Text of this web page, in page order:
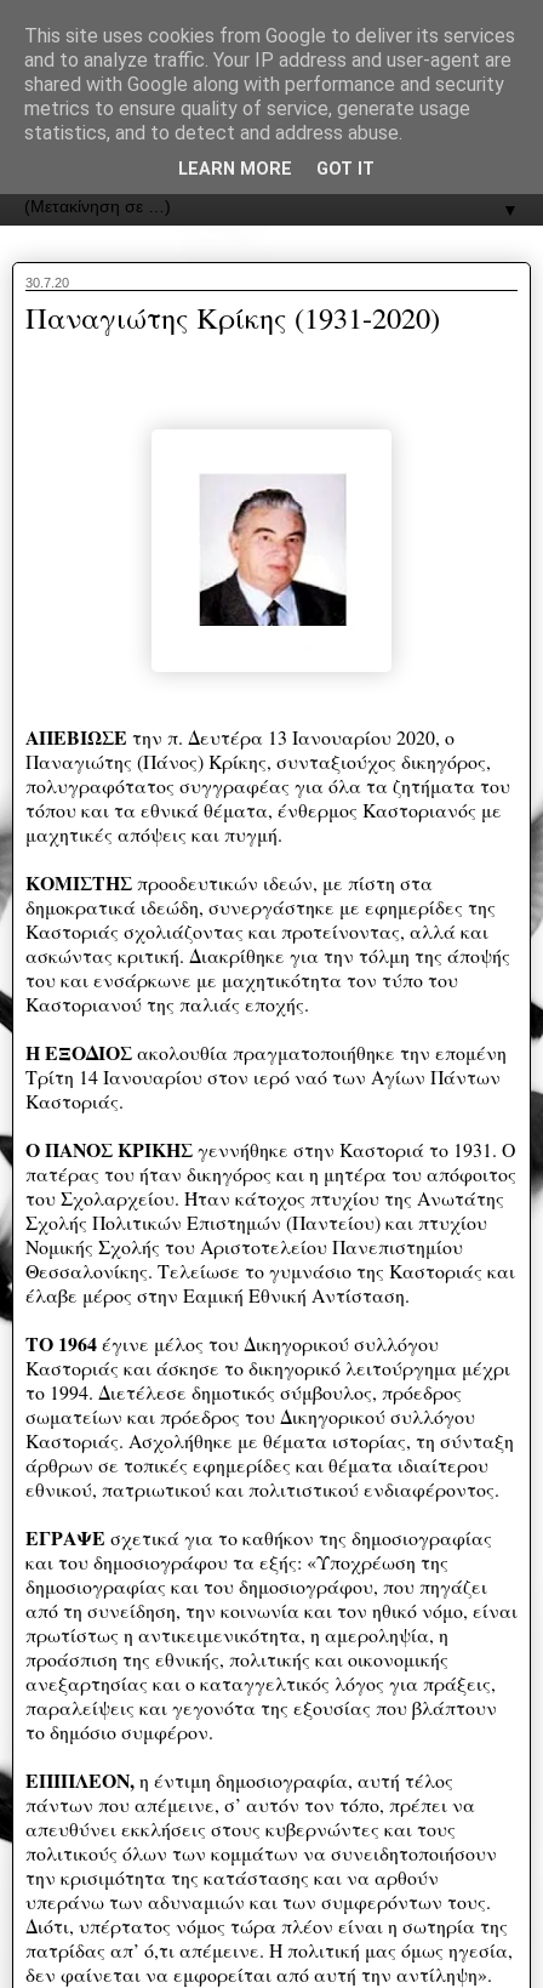
ΟΔΟΣ
▼
30.7.20
Παναγιώτης Κρίκης (1931-2020)
ΑΠΕΒΙΩΣΕ την π. Δευτέρα 13 Ιανουαρίου 2020, ο
Παναγιώτης (Πάνος) Κρίκης, συνταξιούχος δικηγόρος,
πολυγραφότατος συγγραφέας για όλα τα ζητήματα του
τόπου και τα εθνικά θέματα, ένθερμος Καστοριανός με
μαχητικές απόψεις και πυγμή.
ΚΟΜΙΣΤΗΣπροοδευτικών ιδεών, με πίστη στα
δημοκρατικά ιδεώδη, συνεργάστηκε με εφημερίδες της
Καστοριάς σχολιάζοντας και προτείνοντας, αλλά και
ασκώντας κριτική. Διακρίθηκε για την τόλμη της άποψής
του και ενσάρκωνε με μαχητικότητα τον τύπο του
Καστοριανού της παλιάς εποχής.
Η ΕΞΟΔΙΟΣακολουθία πραγματοποιήθηκε την επομένη
Τρίτη 14 Ιανουαρίου στον ιερό ναό των Αγίων Πάντων
Καστοριάς.
Ο ΠΑΝΟΣ ΚΡΙΚΗΣγεννήθηκε στην Καστοριά το 1931. Ο
πατέρας του ήταν δικηγόρος και η μητέρα του απόφοιτος
του Σχολαρχείου. Ήταν κάτοχος πτυχίου της Ανωτάτης
Σχολής Πολιτικών Επιστημών (Παντείου) και πτυχίου
Νομικής Σχολής του Αριστοτελείου Πανεπιστημίου
Θεσσαλονίκης. Τελείωσε το γυμνάσιο της Καστοριάς και
έλαβε μέρος στην Εαμική Εθνική Αντίσταση.
TO 1964έγινε μέλος του Δικηγορικού συλλόγου
Καστοριάς και άσκησε το δικηγορικό λειτούργημα μέχρι
το 1994. Διετέλεσε δημοτικός σύμβουλος, πρόεδρος
σωματείων και πρόεδρος του Δικηγορικού συλλόγου
Καστοριάς. Ασχολήθηκε με θέματα ιστορίας, τη σύνταξη
άρθρων σε τοπικές εφημερίδες και θέματα ιδιαίτερου
εθνικού, πατριωτικού και πολιτιστικού ενδιαφέροντος.
ΕΓΡΑΨΕ σχετικά για το καθήκον της δημοσιογραφίας
και του δημοσιογράφου τα εξής: «Υποχρέωση της
δημοσιογραφίας και του δημοσιογράφου, που πηγάζει
από τη συνείδηση, την κοινωνία και τον ηθικό νόμο, είναι
πρωτίστως η αντικειμενικότητα, η αμεροληψία, η
προάσπιση της εθνικής, πολιτικής και οικονομικής
ανεξαρτησίας και ο καταγγελτικός λόγος για πράξεις,
παραλείψεις και γεγονότα της εξουσίας που βλάπτουν
το δημόσιο συμφέρον.
ΕΠΙΠΛΕΟΝ,η έντιμη δημοσιογραφία, αυτή τέλος
πάντων που απέμεινε, σ’ αυτόν τον τόπο, πρέπει να
απευθύνει εκκλήσεις στους κυβερνώντες και τους
πολιτικούς όλων των κομμάτων να συνειδητοποιήσουν
την κρισιμότητα της κατάστασης και να αρθούν
υπεράνω των αδυναμιών και των συμφερόντων τους.
Διότι, υπέρτατος νόμος τώρα πλέον είναι η σωτηρία της
πατρίδας απ’ ό,τι απέμεινε. Η πολιτική μας όμως ηγεσία,
δεν φαίνεται να εμφορείται από αυτή την αντίληψη».
This site uses cookies from Google to deliver its services
and to analyze traffic. Your IP address and user-agent are
shared with Google along with performance and security
metrics to ensure quality of service, generate usage
statistics, and to detect and address abuse.
LEARN MORE GOT IT